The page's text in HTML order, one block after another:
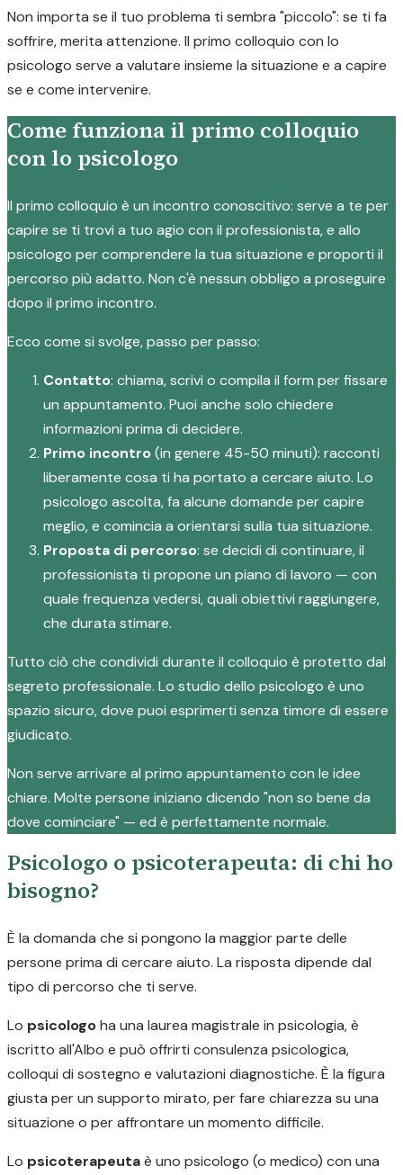
Non importa se il tuo problema ti sembra "piccolo": se ti fa
soffrire, merita attenzione. Il primo colloquio con lo
psicologo serve a valutare insieme la situazione e a capire
se e come intervenire.
Come funziona il primo colloquio
con lo psicologo
Il primo colloquio è un incontro conoscitivo: serve a te per
capire se ti trovi a tuo agio con il professionista, e allo
psicologo per comprendere la tua situazione e proporti il
percorso più adatto. Non c'è nessun obbligo a proseguire
dopo il primo incontro.
Ecco come si svolge, passo per passo:
Contatto: chiama, scrivi o compila il form per fissare
un appuntamento. Puoi anche solo chiedere
informazioni prima di decidere.
Primo incontro(in genere 45-50 minuti): racconti
liberamente cosa ti ha portato a cercare aiuto. Lo
psicologo ascolta, fa alcune domande per capire
meglio, e comincia a orientarsi sulla tua situazione.
Proposta di percorso: se decidi di continuare, il
professionista ti propone un piano di lavoro — con
quale frequenza vedersi, quali obiettivi raggiungere,
che durata stimare.
Tutto ciò che condividi durante il colloquio è protetto dal
segreto professionale. Lo studio dello psicologo è uno
spazio sicuro, dove puoi esprimerti senza timore di essere
giudicato.
Non serve arrivare al primo appuntamento con le idee
chiare. Molte persone iniziano dicendo "non so bene da
dove cominciare" — ed è perfettamente normale.
Psicologo o psicoterapeuta: di chi ho
bisogno?
È la domanda che si pongono la maggior parte delle
persone prima di cercare aiuto. La risposta dipende dal
tipo di percorso che ti serve.
Lo psicologoha una laurea magistrale in psicologia, è
iscritto all'Albo e può offrirti consulenza psicologica,
colloqui di sostegno e valutazioni diagnostiche. È la figura
giusta per un supporto mirato, per fare chiarezza su una
situazione o per affrontare un momento difficile.
Lo psicoterapeutaè uno psicologo (o medico) con una